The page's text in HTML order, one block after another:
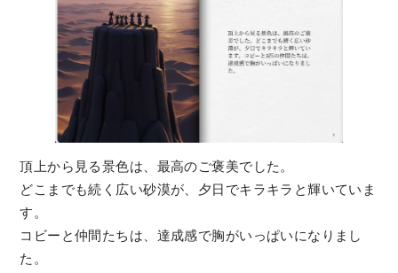
頂上から見る景色は、最高のご褒美でした。
どこまでも続く広い砂漠が、夕日でキラキラと輝いていま
す。
コビーと仲間たちは、達成感で胸がいっぱいになりまし
た。